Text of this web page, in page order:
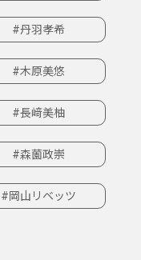
#丹羽孝希
#木原美悠
#長﨑美柚
#森薗政崇
#岡山リベッツ